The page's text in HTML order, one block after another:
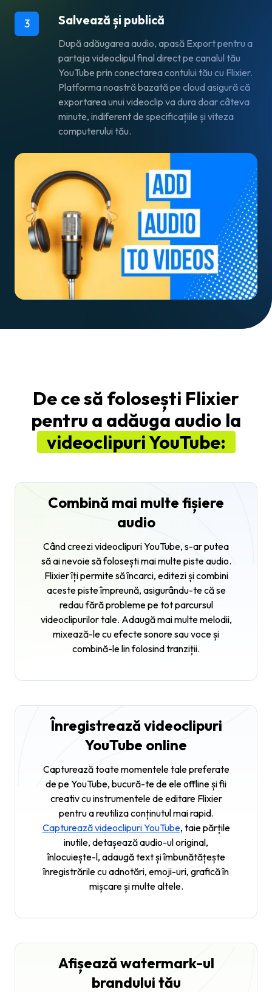
3 Salvează și publică
După adăugarea audio, apasă Exportpentru a
partaja videoclipul final direct pe canalul tău
YouTube prin conectarea contului tău cu Flixier.
Platforma noastră bazată pe cloud asigură că
exportarea unui videoclip va dura doar câteva
minute, indiferent de specificațiile și viteza
computerului tău.
De ce să folosești Flixier
pentru a adăuga audio la
videoclipuri YouTube:
Combină mai multe fișiere
audio
Când creezi videoclipuri YouTube, s-ar putea
să ai nevoie să folosești mai multe piste audio.
Flixier îți permite să încarci, editezi și combini
aceste piste împreună, asigurându-te că se
redau fără probleme pe tot parcursul
videoclipurilor tale. Adaugă mai multe melodii,
mixează-le cu efecte sonore sau voce și
combină-le lin folosind tranziții.
Înregistrează videoclipuri
YouTube online
Capturează toate momentele tale preferate
de pe YouTube, bucură-te de ele offline și fii
creativ cu instrumentele de editare Flixier
pentru a reutiliza conținutul mai rapid.
Capturează videoclipuri YouTube, taie părțile
inutile, detașează audio-ul original,
înlocuiește-l, adaugă text și îmbunătățește
înregistrările cu adnotări, emoji-uri, grafică în
mișcare și multe altele.
Afișează watermark-ul
brandului tău